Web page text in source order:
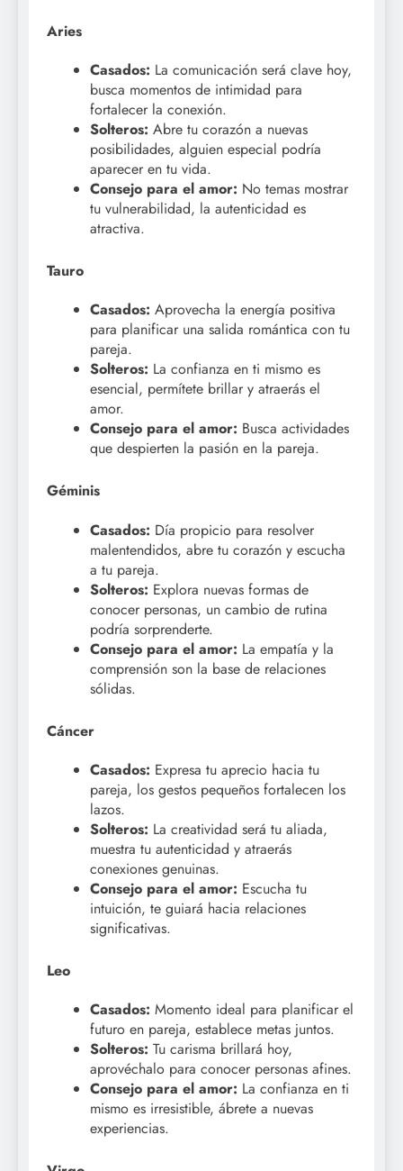
Aries
Casados: La comunicación será clave hoy,
busca momentos de intimidad para
fortalecer la conexión.
Solteros: Abre tu corazón a nuevas
posibilidades, alguien especial podría
aparecer en tu vida.
Consejo para el amor: No temas mostrar
tu vulnerabilidad, la autenticidad es
atractiva.
Tauro
Casados: Aprovecha la energía positiva
para planificar una salida romántica con tu
pareja.
Solteros: La confianza en ti mismo es
esencial, permítete brillar y atraerás el
amor.
Consejo para el amor: Busca actividades
que despierten la pasión en la pareja.
Géminis
Casados: Día propicio para resolver
malentendidos, abre tu corazón y escucha
a tu pareja.
Solteros: Explora nuevas formas de
conocer personas, un cambio de rutina
podría sorprenderte.
Consejo para el amor: La empatía y la
comprensión son la base de relaciones
sólidas.
Cáncer
Casados: Expresa tu aprecio hacia tu
pareja, los gestos pequeños fortalecen los
lazos.
Solteros: La creatividad será tu aliada,
muestra tu autenticidad y atraerás
conexiones genuinas.
Consejo para el amor: Escucha tu
intuición, te guiará hacia relaciones
significativas.
Leo
Casados: Momento ideal para planificar el
futuro en pareja, establece metas juntos.
Solteros: Tu carisma brillará hoy,
aprovéchalo para conocer personas afines.
Consejo para el amor: La confianza en ti
mismo es irresistible, ábrete a nuevas
experiencias.